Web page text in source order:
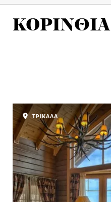
ΚΟΡΙΝΘΙΑ
ΤΡΙΚΑΛΑ